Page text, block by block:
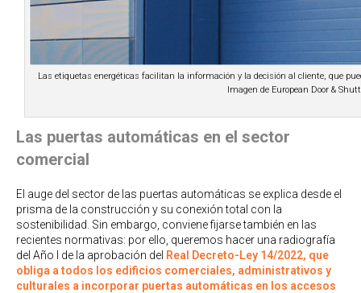
Las etiquetas energéticas facilitan la información y la decisión al cliente, que
Imagen de European Door &
Las puertas automáticas en el sector
comercial
El auge del sector de las puertas automáticas se explica desde el
prisma de la construcción y su conexión total con la
sostenibilidad. Sin embargo, conviene fijarse también en las
recientes normativas: por ello, queremos hacer una radiografía
del Año I de la aprobación del Real Decreto-Ley 14/2022, que
obliga a todos los edificios comerciales, administrativos y
culturales a incorporar puertas automáticas en los accesos